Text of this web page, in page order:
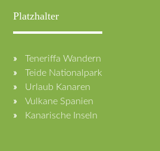
Platzhalter
Teneriffa Wandern
Teide Nationalpark
Urlaub Kanaren
Vulkane Spanien
Kanarische Inseln